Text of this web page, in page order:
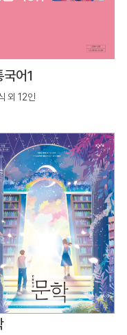
국어1
외 12인